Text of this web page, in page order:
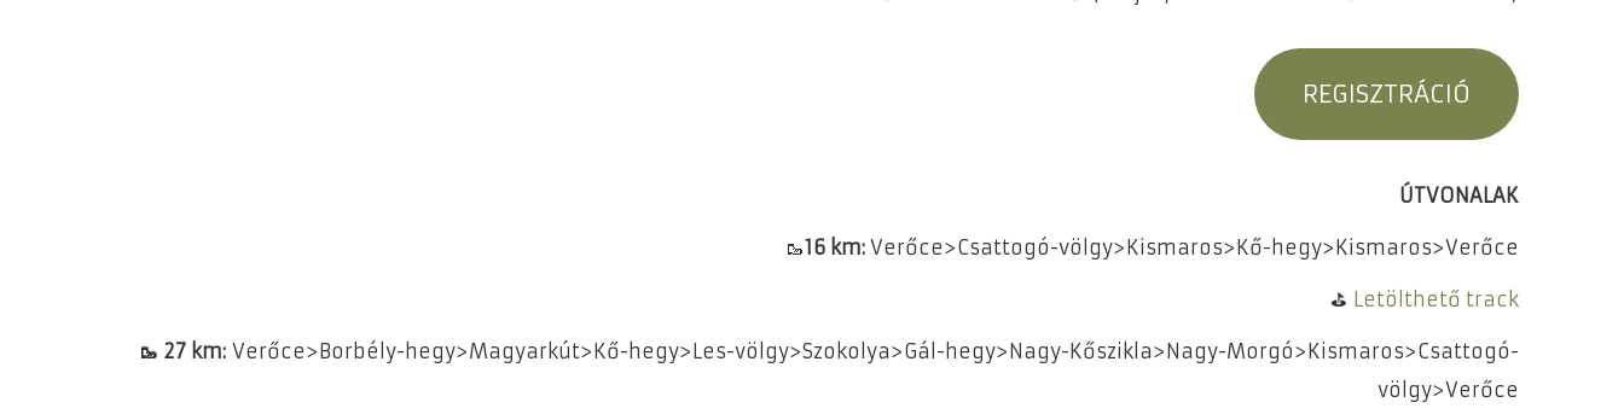
REGISZTRÁCIÓ
ÚTVONALAK
🥾16 km: Verőce>Csattogó-völgy>Kismaros>Kő-hegy>Kismaros>Verőce
⛳ Letölthető track
🥾 27 km: Verőce>Borbély-hegy>Magyarkút>Kő-hegy>Les-völgy>Szokolya>Gál-hegy>Nagy-Kőszikla>Nagy-Morgó>Kismaros>Csattogó-
völgy>Verőce